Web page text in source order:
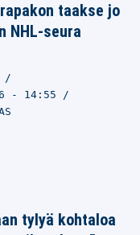
taakse jo
NHL-seura
- 14:55
tylyä kohtaloa